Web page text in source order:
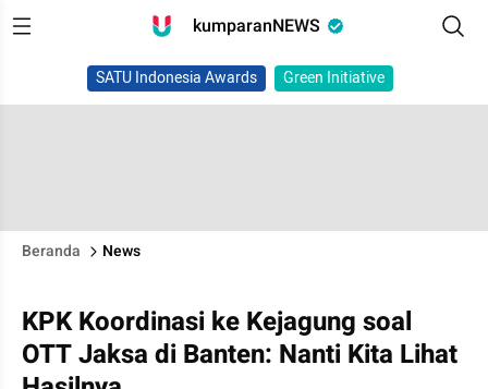
kumparanNEWS
SATU Indonesia Awards Green Initiative
Beranda News
KPK Koordinasi ke Kejagung soal
OTT Jaksa di Banten: Nanti Kita Lihat